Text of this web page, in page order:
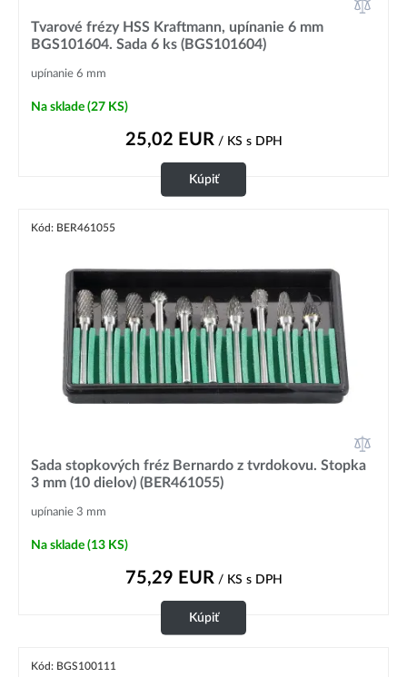
Tvarové frézy HSS Kraftmann, upínanie 6 mm
BGS101604. Sada 6 ks (BGS101604)
upínanie 6 mm
Na sklade (27 KS)
25,02 EUR / KS s DPH
Kúpiť
Kód: BER461055
Sada stopkových fréz Bernardo z tvrdokovu. Stopka
3 mm (10 dielov) (BER461055)
upínanie 3 mm
Na sklade (13 KS)
75,29 EUR / KS s DPH
Kúpiť
Kód: BGS100111